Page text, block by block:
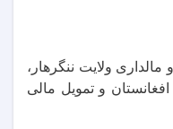
ولایت ننگرهار،
و تمویل مالی